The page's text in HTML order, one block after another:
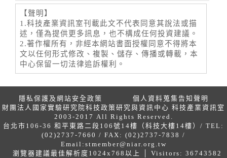
【聲明】
1.科技產業資訊室刊載此文不代表同意其說法或描
述，僅為提供更多訊息，也不構成任何投資建議。
2.著作權所有，非經本網站書面授權同意不得將本
文以任何形式修改、複製、儲存、傳播或轉載，本
中心保留一切法律追訴權利。
隱私保護及網站安全政策
個人資料蒐集告知聲明
財團法人國家實驗研究院科技政策研究與資訊中心 科技產業資訊室
2003-2017 All Rights Reserved.
台北市106-36 和平東路二段106號14樓（科技大樓14樓）/ TEL:
(02)2737-7660 / FAX: (02)2737-7838 /
Email: stmember@niar.org.tw
瀏覽器建議最佳解析度1024x768以上 │ Visitors: 36743582